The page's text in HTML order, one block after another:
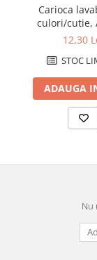
Carioca
culori/cutie,
Standard -
12,30
STOC
ADAUGA
Nu